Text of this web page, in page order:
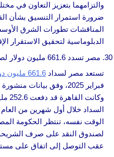
والتزامهما بتعزيز التعاون في
ضرورة استمرار التنسيق بشأن
المناقشات تطورات الشرق
الدبلوماسية لتحقيق الاستقرار
مصر تسدد 661.6 مليون دولار لصندوق النقد في فبراير 2025
تستعد مصر لسداد 661.6 مليون دولار
فبراير 2025، وفق
الوقت نفسه، تنتظر الحكومة
عقب التوصل إلى اتفاق على مستوى